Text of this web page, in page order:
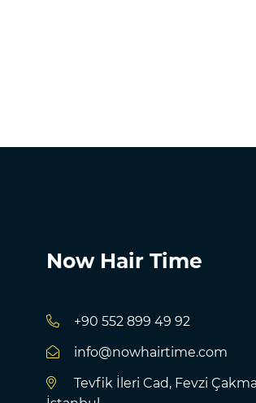
Now Hair Time
+90 552 899 49 92
info@nowhairtime.com
Tevfik İleri Cad, Fevzi